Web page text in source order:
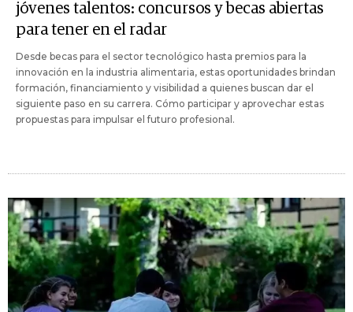
jóvenes talentos: concursos y becas abiertas
para tener en el radar
Desde becas para el sector tecnológico hasta premios para la
innovación en la industria alimentaria, estas oportunidades brindan
formación, financiamiento y visibilidad a quienes buscan dar el
siguiente paso en su carrera. Cómo participar y aprovechar estas
propuestas para impulsar el futuro profesional.